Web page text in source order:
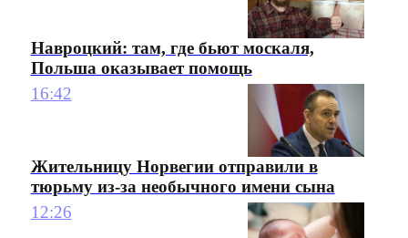
Навроцкий: там, где бьют москаля,
Польша оказывает помощь
16:42
Жительницу Норвегии отправили в
тюрьму из-за необычного имени сына
12:26